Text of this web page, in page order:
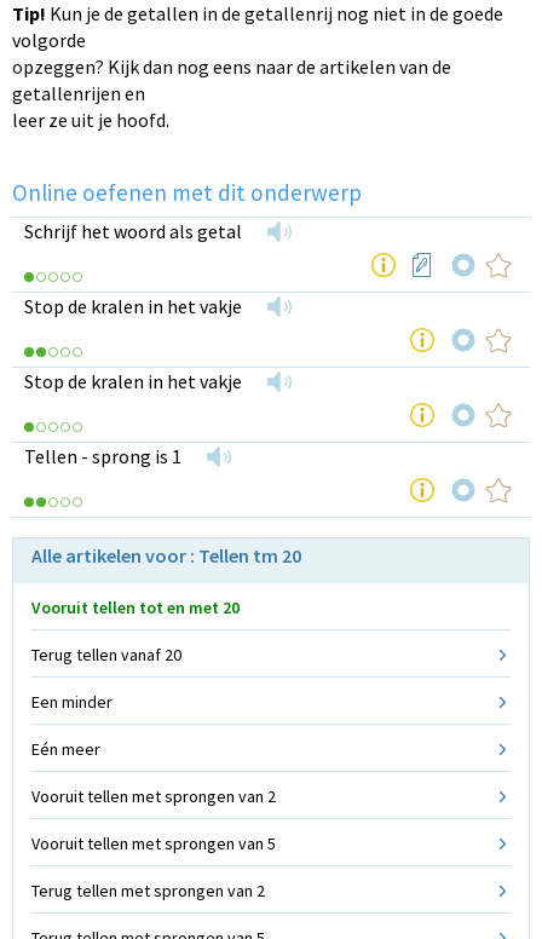
Tip! Kun je de getallen in de getallenrij nog niet in de goede
volgorde
opzeggen? Kijk dan nog eens naar de artikelen van de
getallenrijen en
leer ze uit je hoofd.
Online oefenen met dit onderwerp
Schrijf het woord als getal
Stop de kralen in het vakje
Stop de kralen in het vakje
Tellen - sprong is 1
Alle artikelen voor : Tellen tm 20
Vooruit tellen tot en met 20
Terug tellen vanaf 20
Een minder
Eén meer
Vooruit tellen met sprongen van 2
Vooruit tellen met sprongen van 5
Terug tellen met sprongen van 2